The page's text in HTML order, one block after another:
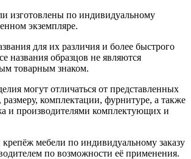
изготовлены по индивидуальному
экземпляре.
для их различия и более быстрого
названия образцов не являются
товарным знаком.
могут отличаться от представленных
размеру, комплектации, фурнитуре, а также
и производителями комплектующих и
мебели по индивидуальному заказу
по возможности её применения.